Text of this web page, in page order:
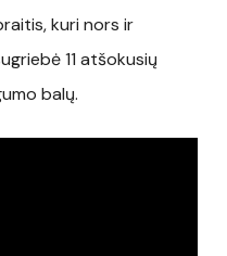
kuri nors ir
11 atšokusių
balų.